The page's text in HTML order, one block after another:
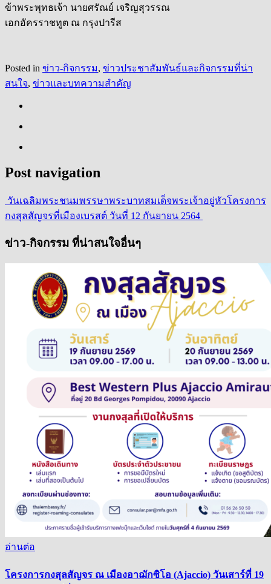
ข้าพระพุทธเจ้า นายศรัณย์ เจริญสุวรรณ
เอกอัครราชทูต ณ กรุงปารีส
Posted in ข่าว-กิจกรรม, ข่าวประชาสัมพันธ์และกิจกรรมที่น่า
สนใจ, ข่าวและบทความสำคัญ
Post navigation
วันเฉลิมพระชนมพรรษาพระบาทสมเด็จพระเจ้าอยู่หัวโครงการ
กงสุลสัญจรที่เมืองเบรสต์ วันที่ 12 กันยายน 2564
ข่าว-กิจกรรม ที่น่าสนใจอื่นๆ
อ่านต่อ
โครงการกงสุลสัญจร ณ เมืองอาฌักซิโอ (Ajaccio) วันเสาร์ที่ 19